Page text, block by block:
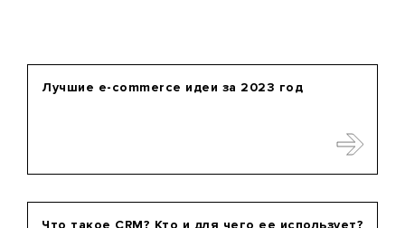
Лучшие e-commerce идеи за 2023 год